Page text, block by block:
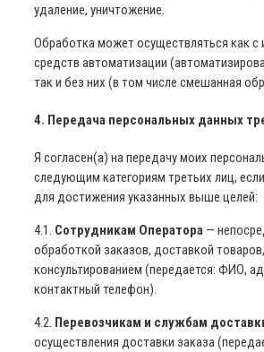
удаление, уничтожение.
Обработка может осуществляться как с
средств автоматизации
так и без них (в том числе смешанная
4. Передача персональных данных
Я согласен(а) на передачу моих
следующим категориям третьих лиц,
для достижения указанных выше целей:
4.1. Сотрудникам Оператора —
обработкой заказов, доставкой товаров,
консультированием (передается: ФИО,
контактный телефон).
4.2. Перевозчикам и службам
осуществления доставки заказа